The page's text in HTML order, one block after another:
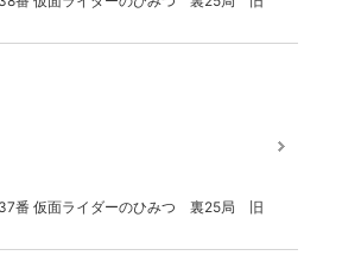
番 仮面ライダーのひみつ 裏25局 旧